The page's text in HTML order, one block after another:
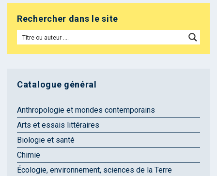
Rechercher dans le site
Catalogue général
Anthropologie et mondes contemporains
Arts et essais littéraires
Biologie et santé
Chimie
Écologie, environnement, sciences de la Terre